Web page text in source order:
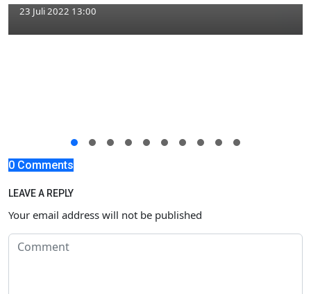
23 Juli 2022 13:00
0 Comments
LEAVE A REPLY
Your email address will not be published